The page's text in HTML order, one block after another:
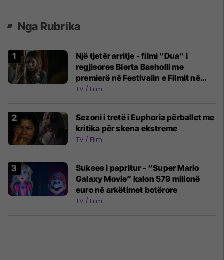
Nga Rubrika
Një tjetër arritje - filmi "Dua" i
regjisores Blerta Basholli me
premierë në Festivalin e Filmit në
Kanë
TV / Film
Sezoni i tretë i Euphoria përballet me
kritika për skena ekstreme
TV / Film
Sukses i papritur - “Super Mario
Galaxy Movie” kalon 579 milionë
euro në arkëtimet botërore
TV / Film